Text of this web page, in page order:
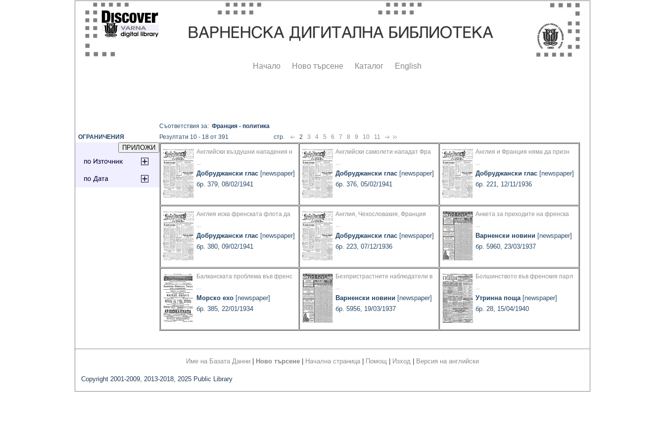
Начало Ново търсене Каталог English
ОГРАНИЧЕНИЯ
Съответствия за: Франция - политика
Резултати 10 - 18 от 391
стр. 2 3 4 5 6 7 8 9 10 11
Английски въздушни нападения н
...
Добруджански глас [newspaper]
бр. 379, 08/02/1941
Английски самолети нападат Фра
...
Добруджански глас [newspaper]
бр. 376, 05/02/1941
Англия и Франция няма да призн
...
Добруджански глас [newspaper]
бр. 221, 12/11/1936
Англия иска френската флота да
...
Добруджански глас [newspaper]
бр. 380, 09/02/1941
Англия, Чехословакия, Франция
...
Добруджански глас [newspaper]
бр. 223, 07/12/1936
Анкета за приходите на френска
...
Варненски новини [newspaper]
бр. 5960, 23/03/1937
Балканската проблема във френс
...
Морско ехо [newspaper]
бр. 385, 22/01/1934
Безпристрастните наблюдатели в
...
Варненски новини [newspaper]
бр. 5956, 19/03/1937
Болшинството във френския парл
...
Утринна поща[newspaper]
бр. 28, 15/04/1940
Име на Базата Данни Ново търсене Начална страница Помощ Изход Версия на английски
Copyright 2001-2009, 2013-2018, 2025 Public Library